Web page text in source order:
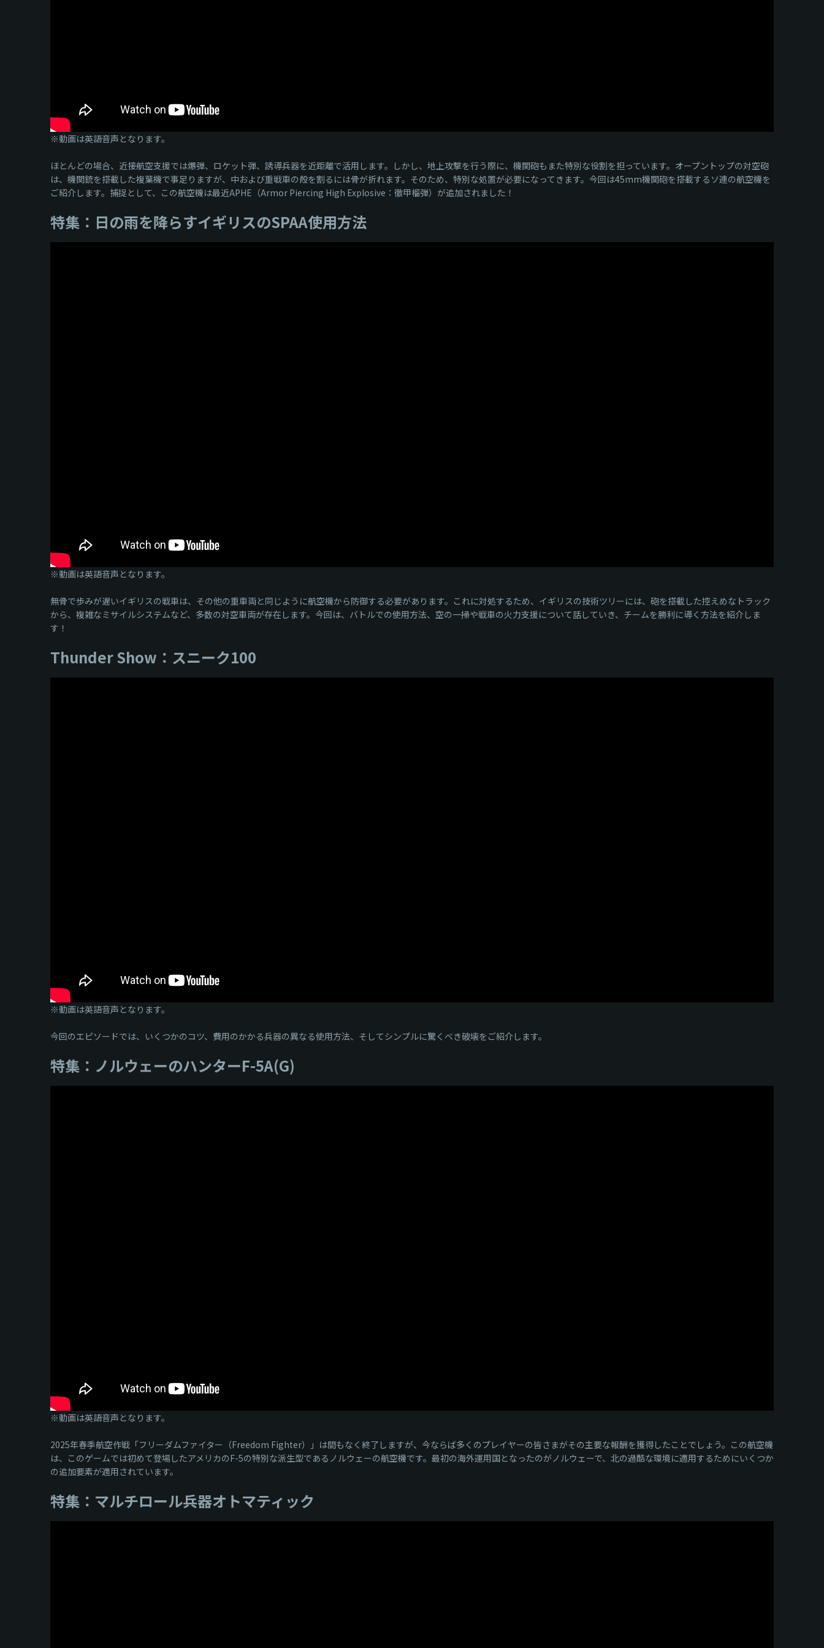
※動画は英語音声となります。
ほとんどの場合、近接航空支援では爆弾、ロケット弾、誘導兵器を近距離で活用します。しかし、地上攻撃を行う際に、機関砲もまた特別な役割を担っています。オープントップの対空砲
は、機関銃を搭載した複葉機で事足りますが、中および重戦車の殻を割るには骨が折れます。そのため、特別な処置が必要になってきます。今回は45mm機関砲を搭載するソ連の航空機を
ご紹介します。捕捉として、この航空機は最近APHE（Armor Piercing High Explosive：徹甲榴弾）が追加されました！
特集：日の雨を降らすイギリスのSPAA使用方法
※動画は英語音声となります。
無骨で歩みが遅いイギリスの戦車は、その他の重車両と同じように航空機から防御する必要があります。これに対処するため、イギリスの技術ツリーには、砲を搭載した控えめなトラック
から、複雑なミサイルシステムなど、多数の対空車両が存在します。今回は、バトルでの使用方法、空の一掃や戦車の火力支援について話していき、チームを勝利に導く方法を紹介しま
す！
Thunder Show：スニーク100
※動画は英語音声となります。
今回のエピソードでは、いくつかのコツ、費用のかかる兵器の異なる使用方法、そしてシンプルに驚くべき破壊をご紹介します。
特集：ノルウェーのハンターF-5A(G)
※動画は英語音声となります。
2025年春季航空作戦「フリーダムファイター（Freedom Fighter）」は間もなく終了しますが、今ならば多くのプレイヤーの皆さまがその主要な報酬を獲得したことでしょう。この航空機
は、このゲームでは初めて登場したアメリカのF-5の特別な派生型であるノルウェーの航空機です。最初の海外運用国となったのがノルウェーで、北の過酷な環境に適用するためにいくつか
の追加要素が適用されています。
特集：マルチロール兵器オトマティック